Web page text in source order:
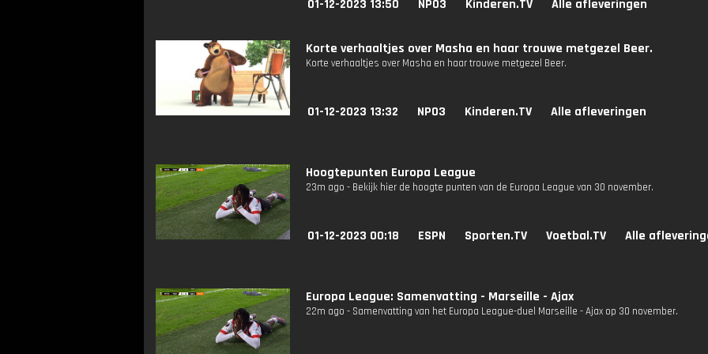
01-12-2023 13:50 NPO3 Kinderen.TV Alle afleveringen
Korte verhaaltjes over Masha en haar trouwe metgezel Beer.
Korte verhaaltjes over Masha en haar trouwe metgezel Beer.
01-12-2023 13:32 NPO3 Kinderen.TV Alle afleveringen
Hoogtepunten Europa League
23m ago - Bekijk hier de hoogte punten van de Europa League van 30 november.
01-12-2023 00:18 ESPN Sporten.TV Voetbal.TV Alle
Europa League: Samenvatting - Marseille - Ajax
22m ago - Samenvatting van het Europa League-duel Marseille - Ajax op 30 november.